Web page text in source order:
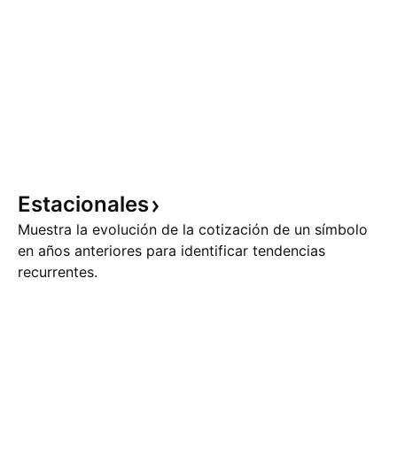
Estacionales
Muestra la evolución de la cotización de un símbolo
en años anteriores para identificar tendencias
recurrentes.